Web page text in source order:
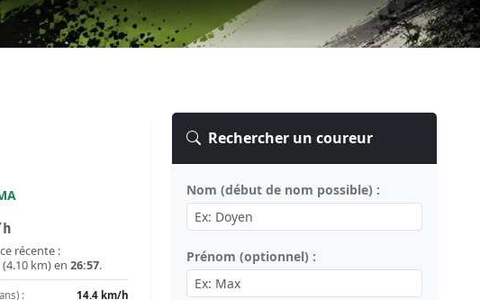
récente :
(4.10 km) en 26:57.
:
14.4 km/h
Rechercher un coureur
Nom (début de nom possible) :
Prénom (optionnel) :